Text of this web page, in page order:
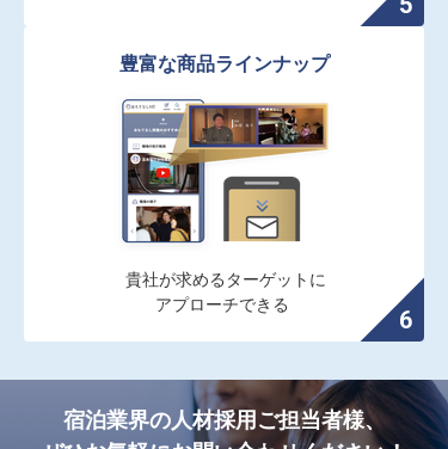
豊富な商品ラインナップ
貴社が求めるターゲットに
アプローチできる
宿泊業界の人材採用ご担当者様、